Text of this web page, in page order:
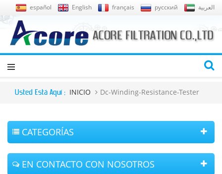
español English français русский العربية
Usted Está Aquí : INICIO Dc-Winding-Resistance-Tester
CATEGORÍAS
EN CONTACTO CON NOSOTROS